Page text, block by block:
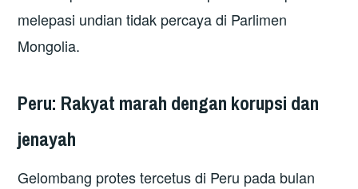
melepasi undian tidak percaya di Parlimen
Mongolia.
Peru: Rakyat marah dengan korupsi dan
jenayah
Gelombang protes tercetus di Peru pada bulan